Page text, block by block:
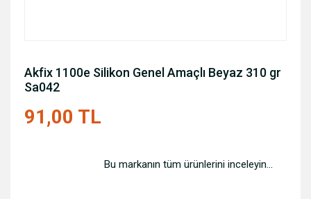
Akfix 1100e Silikon Genel Amaçlı Beyaz 310 gr
Sa042
91,00 TL
Bu markanın tüm ürünlerini inceleyin...